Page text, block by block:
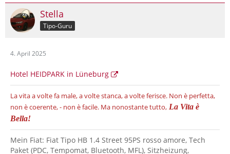
Stella
Tipo-Guru
4. April 2025
Hotel HEIDPARK in Lüneburg
La vita a volte fa male, a volte stanca, a volte ferisce. Non è perfetta,
non è coerente, - non è facile. Ma nonostante tutto, La Vita è
Bella!
Mein Fiat: Fiat Tipo HB 1.4 Street 95PS rosso amore, Tech
Paket (PDC, Tempomat, Bluetooth, MFL), Sitzheizung,